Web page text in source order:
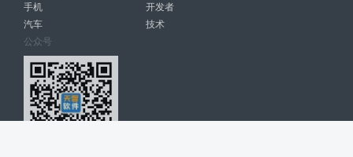
手机
开发者
汽车
技术
公众号